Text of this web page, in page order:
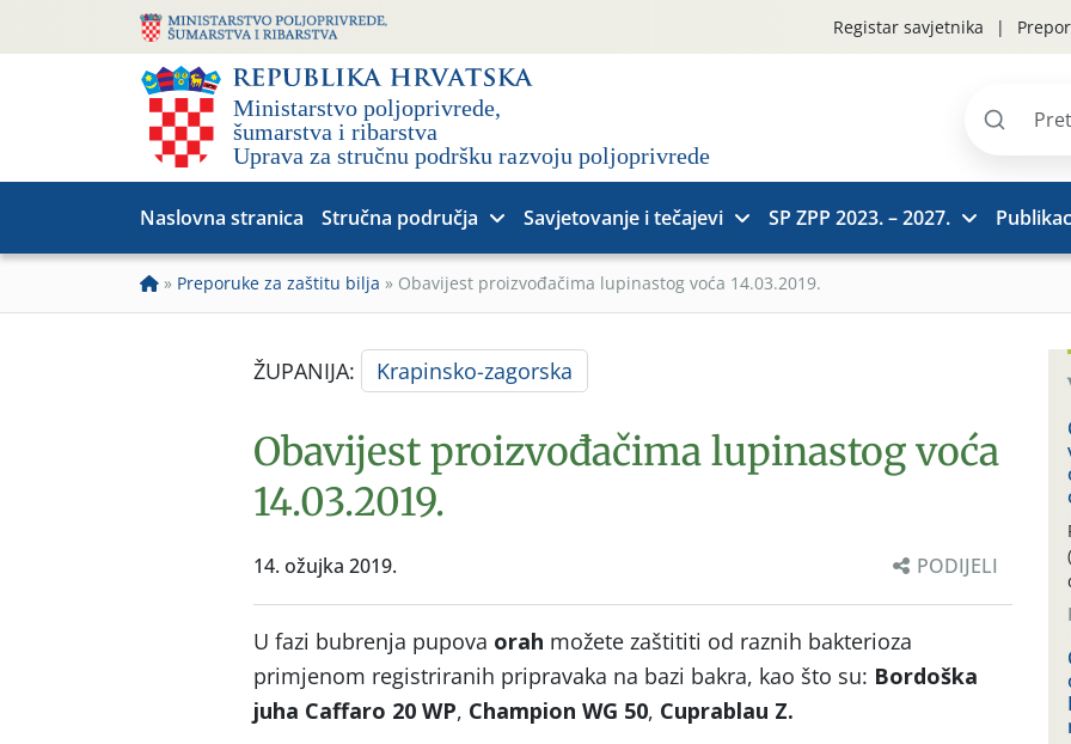
Registar savjetnika
Pretraži
Naslovna stranica Stručna područja Savjetovanje i tečajevi SP ZPP 2023. – 2027.
» Preporuke za zaštitu bilja » Obavijest proizvođačima lupinastog voća 14.03.2019.
ŽUPANIJA: Krapinsko-zagorska
Obavijest proizvođačima lupinastog voća
14.03.2019.
14. ožujka 2019. PODIJELI
U fazi bubrenja pupova orah možete zaštititi od raznih bakterioza
primjenom registriranih pripravaka na bazi bakra, kao što su: Bordoška
juha Caffaro 20 WP, Champion WG 50, Cuprablau Z.